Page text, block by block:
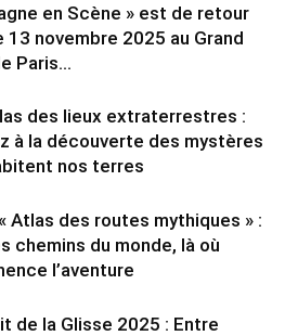
en Scène » est de retour
13 novembre 2025 au Grand
Paris...
des lieux extraterrestres :
à la découverte des mystères
nos terres
Atlas des routes mythiques » :
chemins du monde, là où
l’aventure
de la Glisse 2025 : Entre